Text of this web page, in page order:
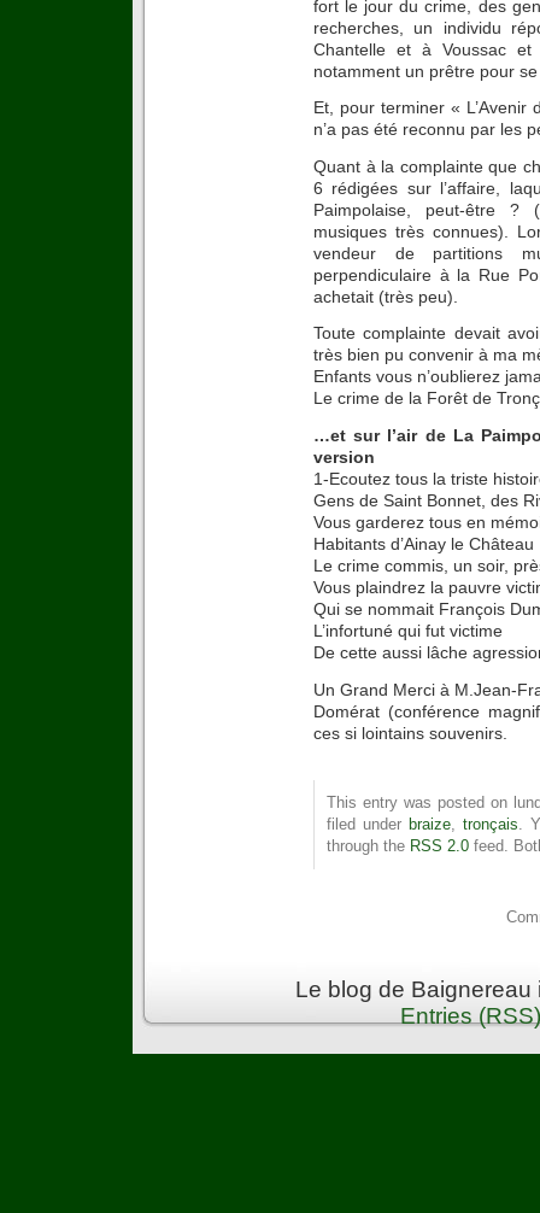
fort le jour du crime, des
recherches, un individu
Chantelle et à Voussac et
notamment un prêtre pour
Et, pour terminer «
n’a pas été reconnu par les
Quant à la complainte que
6 rédigées sur l’affaire,
Paimpolaise, peut-être ?
musiques très connues).
vendeur de partitions
perpendiculaire à la Rue
achetait (très peu).
Toute complainte devait
très bien pu convenir à ma
Enfants vous n’oublierez
Le crime de la Forêt de
…et sur l’air de La
version
1-Ecoutez tous la triste
Gens de Saint Bonnet, des
Vous garderez tous en
Habitants d’Ainay le Château
Le crime commis, un soir,
Vous plaindrez la pauvre
Qui se nommait François
L’infortuné qui fut victime
De cette aussi lâche
Un Grand Merci à M.Jean-
Domérat (conférence
ces si lointains souvenirs.
This entry was posted on
filed under braize tronçais .
through the RSS 2.0 feed.
Le blog de
Entries (RSS)